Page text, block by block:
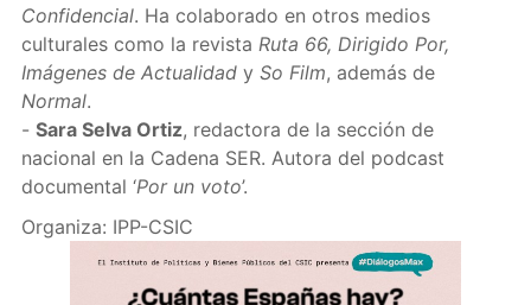
Confidencial. Ha colaborado en otros medios
culturales como la revista Ruta 66, Dirigido Por,
Imágenes de Actualidad ySo Film, además de
Normal.
- Sara Selva Ortiz, redactora de la sección de
nacional en la Cadena SER. Autora del podcast
documental ‘Por un voto’.
Organiza: IPP-CSIC